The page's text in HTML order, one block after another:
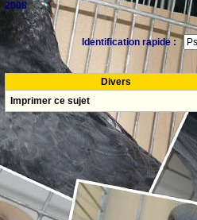
2008
Identification rapide :
Divers
Imprimer ce sujet